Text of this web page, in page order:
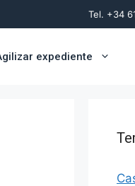
Tel. +34
expediente